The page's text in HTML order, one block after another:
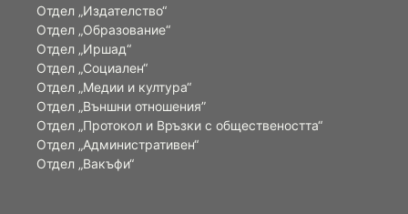
Отдел „Издателство“
Отдел „Образование“
Отдел „Иршад“
Отдел „Социален“
Отдел „Медии и култура“
Отдел „Външни отношения”
Oтдел „Протокол и Връзки с обществеността“
Отдел „Административен“
Отдел „Вакъфи“